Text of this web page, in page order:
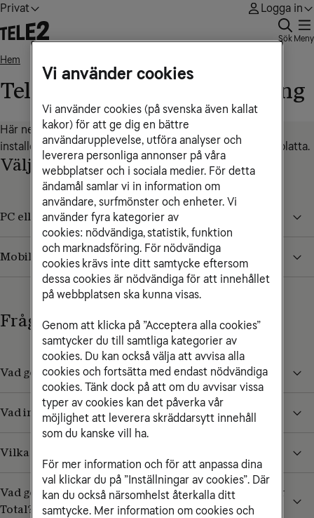
Privat Logga in
Sök Meny
Hem
Tele2 Säker Total - Kom igång
Här nedan kan du ta del av guider som beskriver hur du
installerar Tele2 Säker Total på din dator, mobil eller surfplatta.
Välj hårdvara
PC eller Mac
Mobil eller Surfplatta
Frågor och svar
Vad gör jag om jag inte har fått något välkomstmejl?
Vad ingår i Tele2 Säker Total?
Vilka systemkrav finns för Tele2 Säker Total?
Vad gör jag om jag upplever problem med Tele2 Säker
Total?
Vi använder cookies
Vi använder cookies (på svenska även kallat
kakor) för att ge dig en bättre
användarupplevelse, utföra analyser och
leverera personliga annonser på våra
webbplatser och i sociala medier. För detta
ändamål samlar vi in information om
användare, surfmönster och enheter. Vi
använder fyra kategorier av
cookies: nödvändiga, statistik, funktion
och marknadsföring. För nödvändiga
cookies krävs inte ditt samtycke eftersom
dessa cookies är nödvändiga för att innehållet
på webbplatsen ska kunna visas.
Genom att klicka på ”Acceptera alla cookies”
samtycker du till samtliga kategorier av
cookies. Du kan också välja att avvisa alla
cookies och fortsätta med endast nödvändiga
cookies. Tänk dock på att om du avvisar vissa
typer av cookies kan det påverka vår
möjlighet att leverera skräddarsytt innehåll
som du kanske vill ha.
För mer information och för att anpassa dina
val klickar du på ”Inställningar av cookies”. Där
kan du också närsomhelst återkalla ditt
samtycke. Mer information om cookies och